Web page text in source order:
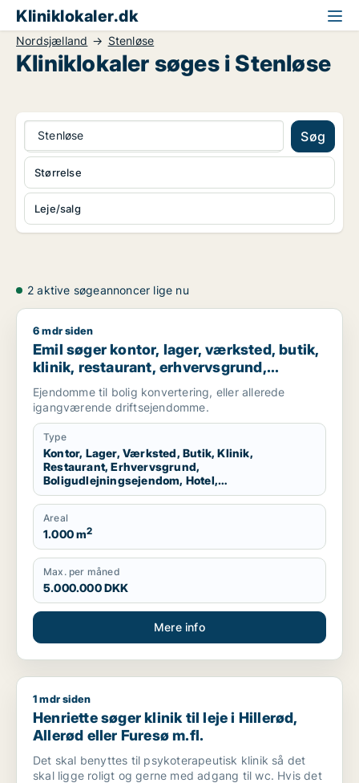
Kliniklokaler.dk
Nordsjælland Stenløse
Kliniklokaler søges i Stenløse
Stenløse Søg
Leje/salg
Størrelse
2 aktive søgeannoncer lige nu
Emil søger kontor, lager, værksted, butik, klinik,
6 mdr siden
Emil søger kontor, lager, værksted, butik,
klinik, restaurant, erhvervsgrund,
boligudlejningsejendom, hotel,
produktionslokaler eller garage til salg i
Nordsjælland
Ejendomme til bolig konvertering, eller allerede
igangværende driftsejendomme.
Type
Kontor, Lager, Værksted, Butik, Klinik,
Restaurant, Erhvervsgrund,
Boligudlejningsejendom, Hotel,
Produktionslokaler, Garage
Areal
1.000 m2
Max. per måned
5.000.000 DKK
Mere info
Henriette søger klinik til leje i Hillerød, Allerød eller Furesø
1 mdr siden
Henriette søger klinik til leje i Hillerød,
Allerød eller Furesø m.fl.
Det skal benyttes til psykoterapeutisk klinik så det
skal ligge roligt og gerne med adgang til wc. Hvis det